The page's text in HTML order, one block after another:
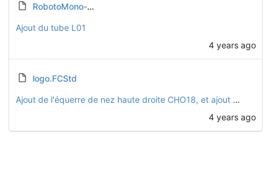
RobotoMono-Regular.ttf
Ajout du tube L01
4 years ago
logo.FCStd
Ajout de l'équerre de nez haute droite CHO18, et ajout du logo sur CHO19
4 years ago